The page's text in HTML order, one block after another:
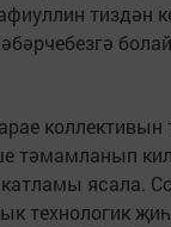
тиздән
коллективын
тәмамланып
ясала.
технологик